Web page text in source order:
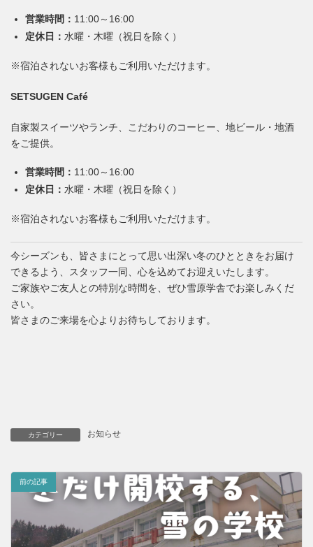
営業時間： 11:00～16:00
定休日： 水曜・木曜（祝日を除く）
※宿泊されないお客様もご利用いただけます。
SETSUGEN Café
自家製スイーツやランチ、こだわりのコーヒー、地ビール・地酒
をご提供。
営業時間： 11:00～16:00
定休日： 水曜・木曜（祝日を除く）
※宿泊されないお客様もご利用いただけます。
今シーズンも、皆さまにとって思い出深い冬のひとときをお届け
できるよう、スタッフ一同、心を込めてお迎えいたします。
ご家族やご友人との特別な時間を、ぜひ雪原学舎でお楽しみくだ
さい。
皆さまのご来場を心よりお待ちしております。
カテゴリー お知らせ
前の記事